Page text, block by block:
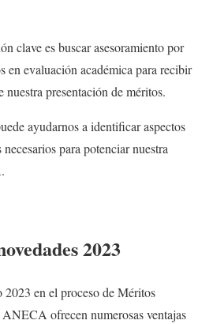
clave es buscar asesoramiento por
en evaluación académica para recibir
presentación de méritos.
ayudarnos a identificar aspectos
para potenciar nuestra
2023
2023 en el proceso de Méritos
ofrecen numerosas ventajas